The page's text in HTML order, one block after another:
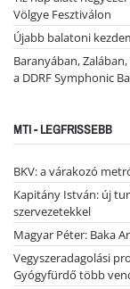
Völgye Fesztiválon
Újabb balatoni
Baranyában,
a DDRF Symphonic
MTI - LEGFRISSEBB
BKV: a várakozó
Kapitány István: új
szervezetekkel
Magyar Péter: Baka
Vegyszeradagolási
Gyógyfürdő több